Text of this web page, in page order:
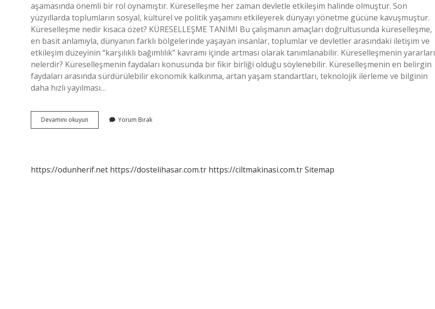
aşamasında önemli bir rol oynamıştır. Küreselleşme her zaman devletle etkileşim halinde olmuştur. Son
yüzyıllarda toplumların sosyal, kültürel ve politik yaşamını etkileyerek dünyayı yönetme gücüne kavuşmuştur.
Küreselleşme nedir kısaca özet? KÜRESELLEŞME TANIMI Bu çalışmanın amaçları doğrultusunda küreselleşme,
en basit anlamıyla, dünyanın farklı bölgelerinde yaşayan insanlar, toplumlar ve devletler arasındaki iletişim ve
etkileşim düzeyinin “karşılıklı bağımlılık” kavramı içinde artması olarak tanımlanabilir. Küreselleşmenin yararları
nelerdir? Küreselleşmenin faydaları konusunda bir fikir birliği olduğu söylenebilir. Küreselleşmenin en belirgin
faydaları arasında sürdürülebilir ekonomik kalkınma, artan yaşam standartları, teknolojik ilerleme ve bilginin
daha hızlı yayılması…
Devamını okuyun Küreselleşmenin
Önemi
Yorum Bırak
https://odunherif.net https://dostelihasar.com.tr https://ciltmakinasi.com.trSitemap